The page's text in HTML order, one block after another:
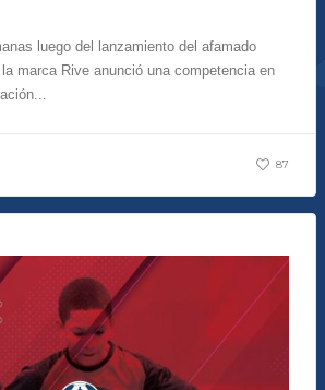
luego del lanzamiento del afamado
marca Rive anunció una competencia en
87